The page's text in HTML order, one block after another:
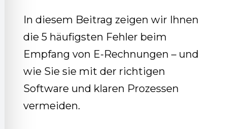
In diesem Beitrag zeigen wir Ihnen
die 5 häufigsten Fehler beim
Empfang von E-Rechnungen – und
wie Sie sie mit der richtigen
Software und klaren Prozessen
vermeiden.